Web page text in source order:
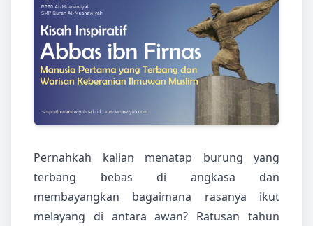
Pernahkah kalian menatap burung yang
terbang bebas di angkasa dan
membayangkan bagaimana rasanya ikut
melayang di antara awan? Ratusan tahun